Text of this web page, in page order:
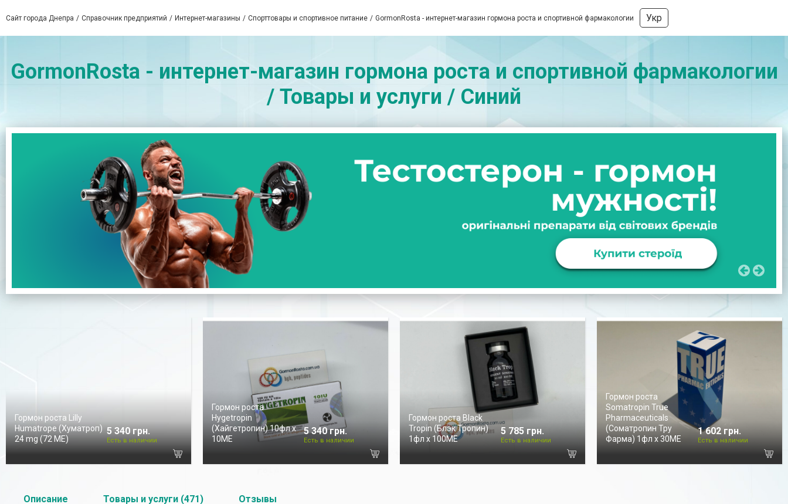
Сайт города Днепра Справочник предприятий Интернет-магазины Спорттовары и спортивное питание GormonRosta - интернет-магазин гормона роста и спортивной фармакологии Укр
GormonRosta - интернет-магазин гормона роста и спортивной фармакологии
/ Товары и услуги / Синий
Гормон роста Lilly
Humatrope (Хуматроп)
24 mg (72 МЕ)
5 340 грн.
Есть в наличии
Гормон роста
Hygetropin
(Хайгетропин) 10фл х
10ME
5 340 грн.
Есть в наличии
Гормон роста Black
Tropin (Блэк Тропин)
1фл х 100ME
5 785 грн.
Есть в наличии
Гормон роста
Somatropin True
Pharmaceuticals
(Соматропин Тру
Фарма) 1фл х 30МЕ
1 602 грн.
Есть в наличии
Описание Товары и услуги (471) Отзывы